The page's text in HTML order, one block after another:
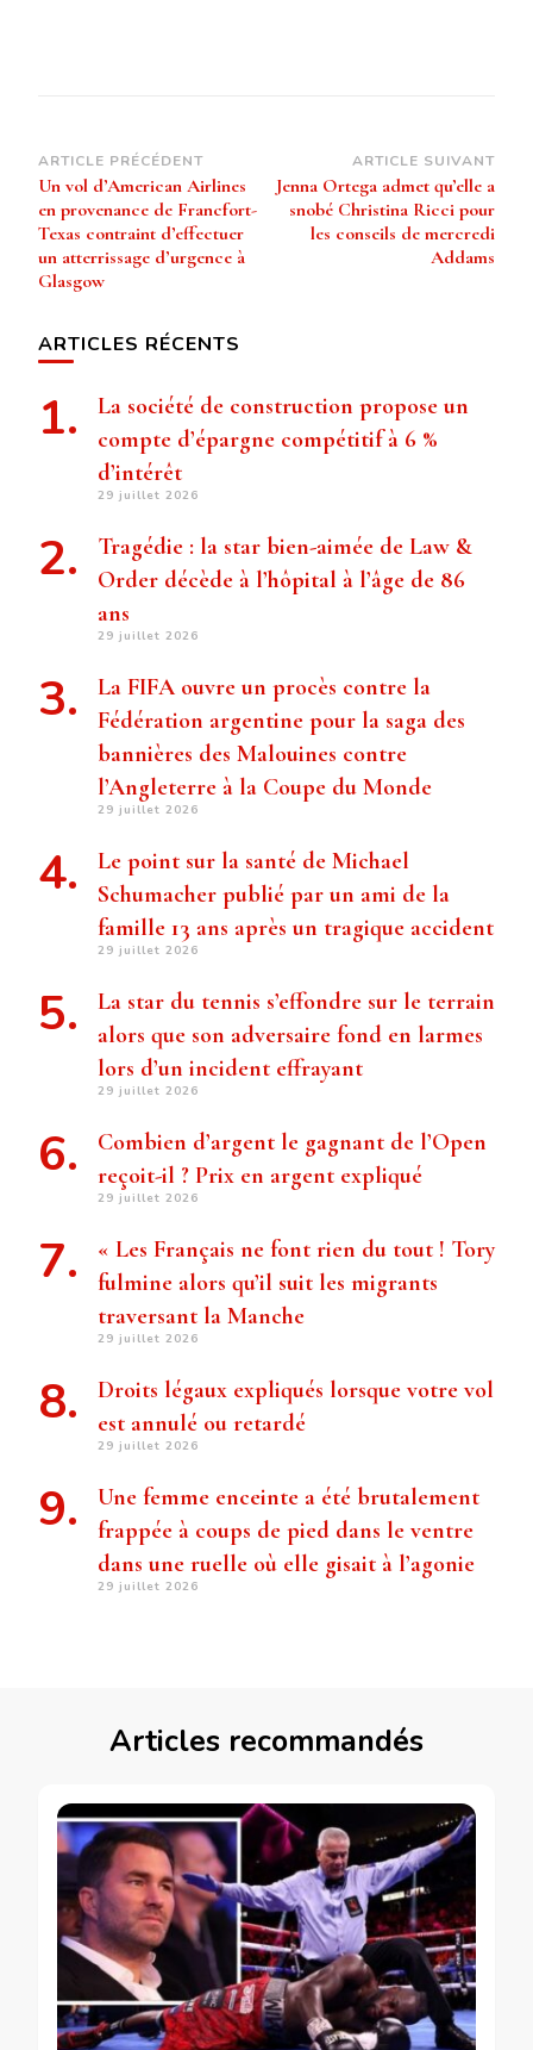
Navigation
d’article
ARTICLE PRÉCÉDENT
Un vol d’American Airlines
en provenance de Francfort-
Texas contraint d’effectuer
un atterrissage d’urgence à
Glasgow
ARTICLE SUIVANT
Jenna Ortega admet qu’elle a
snobé Christina Ricci pour
les conseils de mercredi
Addams
ARTICLES RÉCENTS
La société de construction propose un
compte d’épargne compétitif à 6 %
d’intérêt
29 juillet 2026
Tragédie : la star bien-aimée de Law &
Order décède à l’hôpital à l’âge de 86
ans
29 juillet 2026
La FIFA ouvre un procès contre la
Fédération argentine pour la saga des
bannières des Malouines contre
l’Angleterre à la Coupe du Monde
29 juillet 2026
Le point sur la santé de Michael
Schumacher publié par un ami de la
famille 13 ans après un tragique accident
29 juillet 2026
La star du tennis s’effondre sur le terrain
alors que son adversaire fond en larmes
lors d’un incident effrayant
29 juillet 2026
Combien d’argent le gagnant de l’Open
reçoit-il ? Prix ​​en argent expliqué
29 juillet 2026
« Les Français ne font rien du tout ! Tory
fulmine alors qu’il suit les migrants
traversant la Manche
29 juillet 2026
Droits légaux expliqués lorsque votre vol
est annulé ou retardé
29 juillet 2026
Une femme enceinte a été brutalement
frappée à coups de pied dans le ventre
dans une ruelle où elle gisait à l’agonie
29 juillet 2026
Articles recommandés